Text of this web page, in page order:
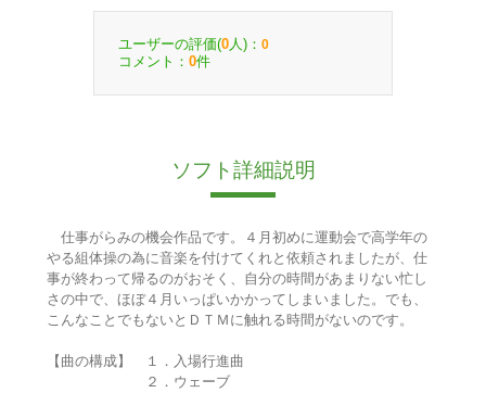
ユーザーの評価(0 人)： 0
コメント： 0件
ソフト詳細説明
仕事がらみの機会作品です。４月初めに運動会で高学年の
やる組体操の為に音楽を付けてくれと依頼されましたが、仕
事が終わって帰るのがおそく、自分の時間があまりない忙し
さの中で、ほぼ４月いっぱいかかってしまいました。でも、
こんなことでもないとＤＴＭに触れる時間がないのです。
【曲の構成】 １．入場行進曲
２．ウェーブ